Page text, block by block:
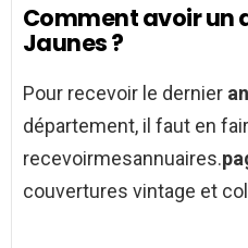
Comment avoir un
Jaunes ?
Pour recevoir le dernier
département, il faut en
recevoirmesannuaires.
couvertures vintage et